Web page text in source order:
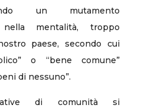
un mutamento
nella mentalità, troppo
paese, secondo cui
o “bene comune”
di nessuno”.
di comunità si